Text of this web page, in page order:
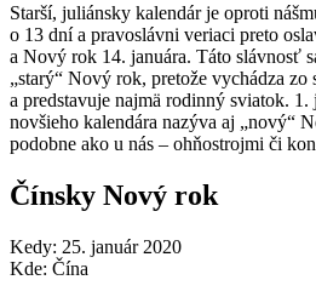
Starší, juliánsky kalendár je oproti
o 13 dní a pravoslávni veriaci preto
a Nový rok 14. januára. Táto slávnosť
„starý“ Nový rok, pretože vychádza zo
a predstavuje najmä rodinný sviatok. 1.
novšieho kalendára nazýva aj „nový“
podobne ako u nás – ohňostrojmi či
Čínsky Nový rok
Kedy: 25. január 2020
Kde: Čína